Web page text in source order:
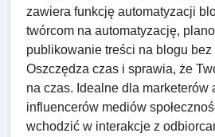
zawiera funkcję automatyzacji
twórcom na automatyzację,
publikowanie treści na blogu
Oszczędza czas i sprawia, że
na czas. Idealne dla marketerów
influencerów mediów
wchodzić w interakcje z